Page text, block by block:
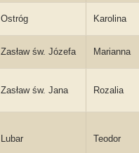
Ostróg Karolina
Zasław św. Józefa Marianna
Zasław św. Jana Rozalia
Lubar Teodor